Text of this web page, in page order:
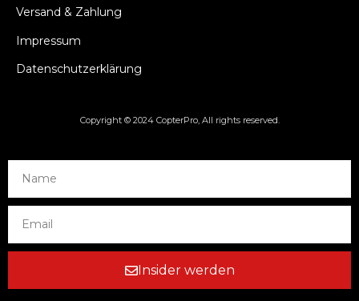
Versand & Zahlung
Impressum
Datenschutzerklärung
Copyright © 2024 CopterPro, All rights reserved.
Insider werden